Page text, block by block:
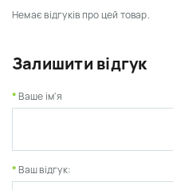
Немає відгуків про цей товар.
Залишити відгук
Ваше ім'я
Ваш відгук: